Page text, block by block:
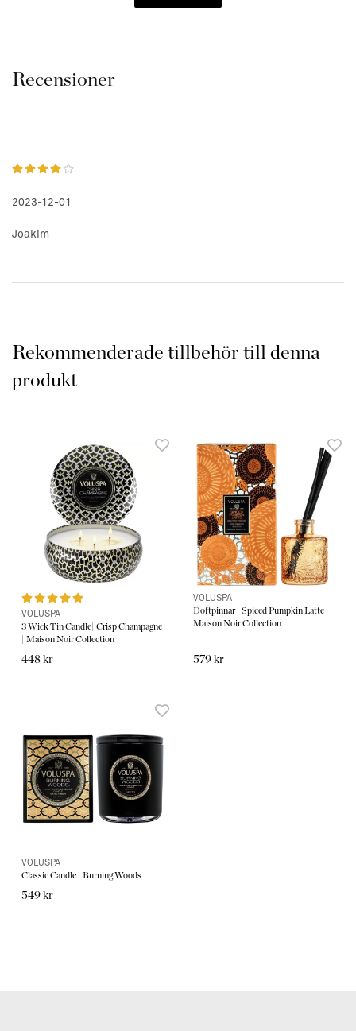
Brinntid 50 timmar
Handtillverkad kokosvaxblandning
Tillverkad av Voluspa i
Recensioner
2023-12-01
Joakim
Rekommenderade tillbehör till denna
produkt
VOLUSPA
3 Wick Tin Candle| Crisp Champagne
| Maison Noir Collection
448 kr
VOLUSPA
Doftpinnar | Spiced Pumpkin Latte |
Maison Noir Collection
579 kr
VOLUSPA
Classic Candle | Burning Woods
549 kr